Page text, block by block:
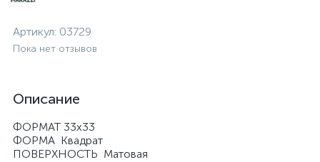
Артикул: 03729
Пока нет отзывов
Описание
ФОРМАТ 33х33
ФОРМА Квадрат
ПОВЕРХНОСТЬ Матовая